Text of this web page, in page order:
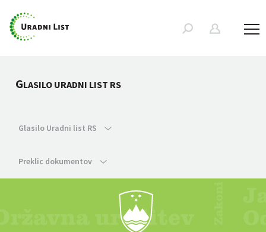
GLASILO URADNI LIST RS
Glasilo Uradni list RS
Preklic dokumentov